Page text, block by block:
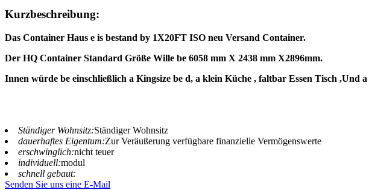
Kurzbeschreibung:
Das Container Haus e is bestand by 1X20FT ISO neu Versand Container.
Der HQ Container Standard Größe Wille be 6058 mm X 2438 mm X2896mm.
Innen würde be einschließlich a Kingsize be d, a klein Küche , faltbar Essen Tisch ,Und a
Ständiger Wohnsitz:Ständiger Wohnsitz
dauerhaftes Eigentum:Zur Veräußerung verfügbare finanzielle Vermögenswerte
erschwinglich:nicht teuer
individuell:modul
schnell gebaut:
Senden Sie uns eine E-Mail